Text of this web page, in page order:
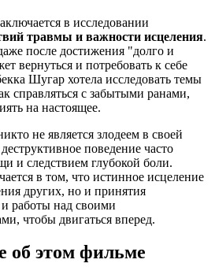
в исследовании
травмы и важности исцеления.
после достижения "долго и
вернуться и потребовать к себе
Шугар хотела исследовать темы
справляться с забытыми ранами,
на настоящее.
не является злодеем в своей
поведение часто
и следствием глубокой боли.
в том, что истинное исцеление
других, но и принятия
работы над своими
чтобы двигаться вперед.
об этом фильме